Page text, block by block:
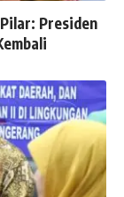
Presiden